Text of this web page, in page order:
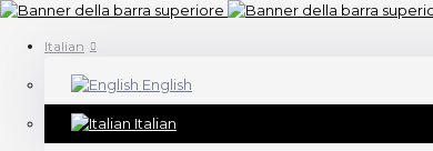
Italian
English
Italian